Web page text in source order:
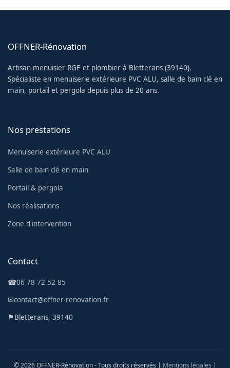
OFFNER-Rénovation
Artisan menuisier RGE et plombier à Bletterans (39140).
Spécialiste en menuiserie extérieure PVC ALU, salle de bain clé en
main, portail et pergola depuis plus de 20 ans.
Nos prestations
Menuiserie extérieure PVC ALU
Salle de bain clé en main
Portail & pergola
Nos réalisations
Zone d'intervention
Contact
☎06 78 72 52 85
✉contact@offner-renovation.fr
⚑Bletterans, 39140
© 2026 OFFNER-Rénovation - Tous droits réservés | Mentions légales |